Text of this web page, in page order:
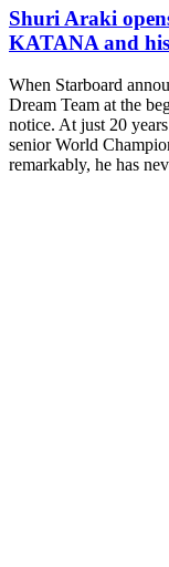
Shuri Araki
KATANA and
When Starboard
Dream Team at the
notice. At just 20
senior World
remarkably, he has